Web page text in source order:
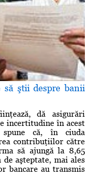
ştii despre banii
dă asigurări
incertitudine în acest
că, în ciuda
contribuţiilor către
să ajungă la 8,65
aşteptate, mai ales
bancare au transmis